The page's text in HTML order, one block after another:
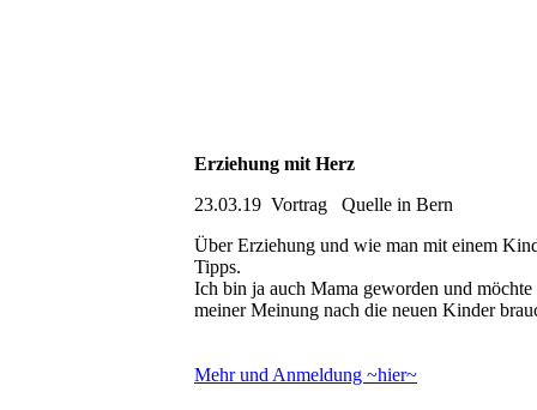
Erziehung mit Herz
23.03.19 Vortrag Quelle in Bern
Über Erziehung und wie man mit einem
Tipps.
Ich bin ja auch Mama geworden und
meiner Meinung nach die neuen Kinder
Mehr und Anmeldung ~hier~